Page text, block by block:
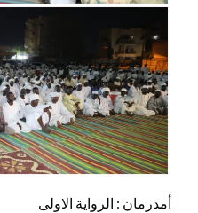
أمدرمان : الرواية الاولى